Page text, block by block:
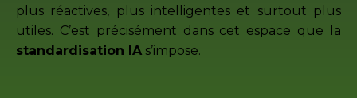
plus réactives, plus intelligentes et surtout plus
utiles. C’est précisément dans cet espace que la
standardisation IA s’impose.